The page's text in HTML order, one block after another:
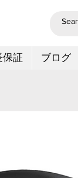
保証 ブログ